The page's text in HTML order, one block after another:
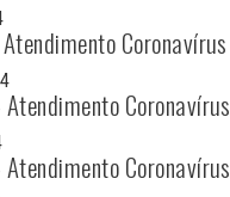
Coronavírus
Coronavírus
Coronavírus